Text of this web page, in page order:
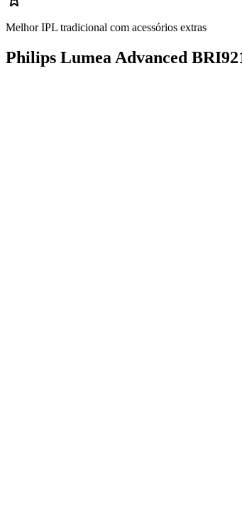
Melhor IPL tradicional com acessórios extras
Philips Lumea Advanced